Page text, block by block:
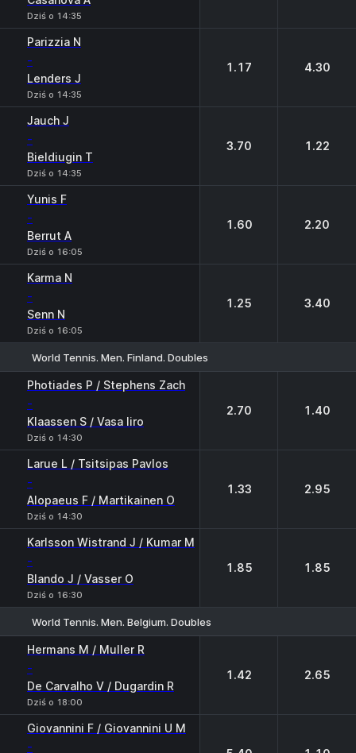
Dziś o 14:35
Parizzia N
-
Lenders J
Dziś o 14:35
1.17 4.30
Jauch J
-
Bieldiugin T
Dziś o 14:35
3.70 1.22
Yunis F
-
Berrut A
Dziś o 16:05
1.60 2.20
Karma N
-
Senn N
Dziś o 16:05
1.25 3.40
World Tennis. Men. Finland. Doubles
Photiades P / Stephens Zach
-
Klaassen S / Vasa Iiro
Dziś o 14:30
2.70 1.40
Larue L / Tsitsipas Pavlos
-
Alopaeus F / Martikainen O
Dziś o 14:30
1.33 2.95
Karlsson Wistrand J / Kumar M
-
Blando J / Vasser О
Dziś o 16:30
1.85 1.85
World Tennis. Men. Belgium. Doubles
Hermans M / Muller R
-
De Carvalho V / Dugardin R
Dziś o 18:00
1.42 2.65
Giovannini F / Giovannini U M
-